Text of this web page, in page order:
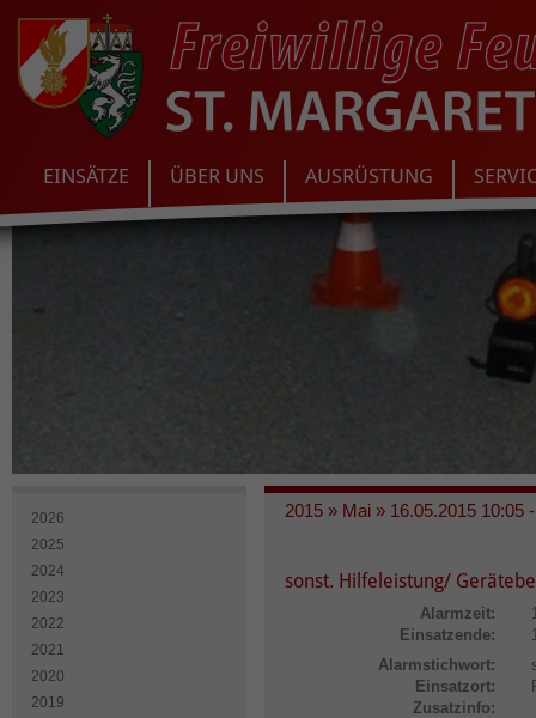
EINSÄTZE ÜBER UNS AUSRÜSTUNG
2026
2025
2024
2023
2022
2021
2020
2019
2015 » Mai » 16.05.2015 10:05
sonst. Hilfeleistung/
Alarmzeit:
Einsatzende:
Alarmstichwort:
Einsatzort:
Zusatzinfo: